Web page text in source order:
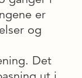
er
og
Det